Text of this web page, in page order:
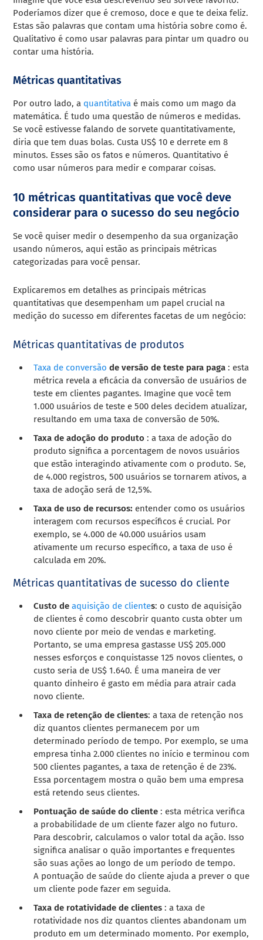
Poderíamos dizer que é cremoso, doce e que te deixa feliz.
Estas são palavras que contam uma história sobre como é.
Qualitativo é como usar palavras para pintar um quadro ou
contar uma história.
Métricas quantitativas
Por outro lado, a quantitativa é mais como um mago da
matemática. É tudo uma questão de números e medidas.
Se você estivesse falando de sorvete quantitativamente,
diria que tem duas bolas. Custa US$ 10 e derrete em 8
minutos. Esses são os fatos e números. Quantitativo é
como usar números para medir e comparar coisas.
10 métricas quantitativas que você deve
considerar para o sucesso do seu negócio
Se você quiser medir o desempenho da sua organização
usando números, aqui estão as principais métricas
categorizadas para você pensar.
Explicaremos em detalhes as principais métricas
quantitativas que desempenham um papel crucial na
medição do sucesso em diferentes facetas de um negócio:
Métricas quantitativas de produtos
Taxa de conversãode versão de teste para paga : esta
métrica revela a eficácia da conversão de usuários de
teste em clientes pagantes. Imagine que você tem
1.000 usuários de teste e 500 deles decidem atualizar,
resultando em uma taxa de conversão de 50%.
Taxa de adoção do produto : a taxa de adoção do
produto significa a porcentagem de novos usuários
que estão interagindo ativamente com o produto. Se,
de 4.000 registros, 500 usuários se tornarem ativos, a
taxa de adoção será de 12,5%.
Taxa de uso de recursos: entender como os usuários
interagem com recursos específicos é crucial. Por
exemplo, se 4.000 de 40.000 usuários usam
ativamente um recurso específico, a taxa de uso é
calculada em 20%.
Métricas quantitativas de sucesso do cliente
Custo deaquisição de clientes: o custo de aquisição
de clientes é como descobrir quanto custa obter um
novo cliente por meio de vendas e marketing.
Portanto, se uma empresa gastasse US$ 205.000
nesses esforços e conquistasse 125 novos clientes, o
custo seria de US$ 1.640. É uma maneira de ver
quanto dinheiro é gasto em média para atrair cada
novo cliente.
Taxa de retenção de clientes: a taxa de retenção nos
diz quantos clientes permanecem por um
determinado período de tempo. Por exemplo, se uma
empresa tinha 2.000 clientes no início e terminou com
500 clientes pagantes, a taxa de retenção é de 23%.
Essa porcentagem mostra o quão bem uma empresa
está retendo seus clientes.
Pontuação de saúde do cliente : esta métrica verifica
a probabilidade de um cliente fazer algo no futuro.
Para descobrir, calculamos o valor total da ação. Isso
significa analisar o quão importantes e frequentes
são suas ações ao longo de um período de tempo.
A pontuação de saúde do cliente ajuda a prever o que
um cliente pode fazer em seguida.
Taxa de rotatividade de clientes : a taxa de
rotatividade nos diz quantos clientes abandonam um
produto em um determinado momento. Por exemplo,